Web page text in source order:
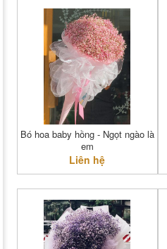
Bó hoa baby hồng - Ngọt ngào là
em
Liên hệ